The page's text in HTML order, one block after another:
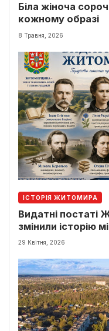
Біла жіноча
кожному образі
8 Травня, 2026
ІСТОРІЯ ЖИТОМИРА
Видатні постаті
змінили історію
29 Квітня, 2026